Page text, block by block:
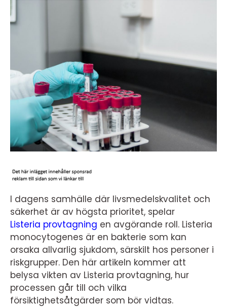
I dagens samhälle där livsmedelskvalitet och
säkerhet är av högsta prioritet, spelar
Listeria provtagning en avgörande roll. Listeria
monocytogenes är en bakterie som kan
orsaka allvarlig sjukdom, särskilt hos personer i
riskgrupper. Den här artikeln kommer att
belysa vikten av Listeria provtagning, hur
processen går till och vilka
försiktighetsåtgärder som bör vidtas.